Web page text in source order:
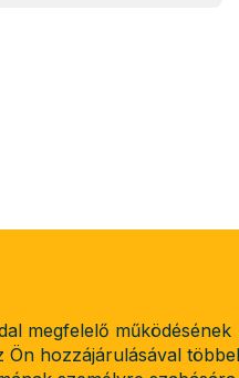
megfelelő működésének
Ön hozzájárulásával